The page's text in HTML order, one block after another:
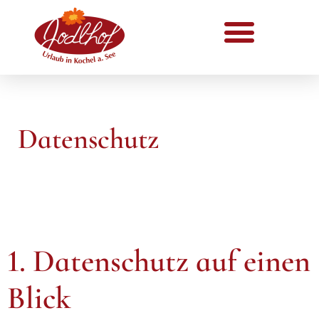
Datenschutz
1. Datenschutz auf einen
Blick